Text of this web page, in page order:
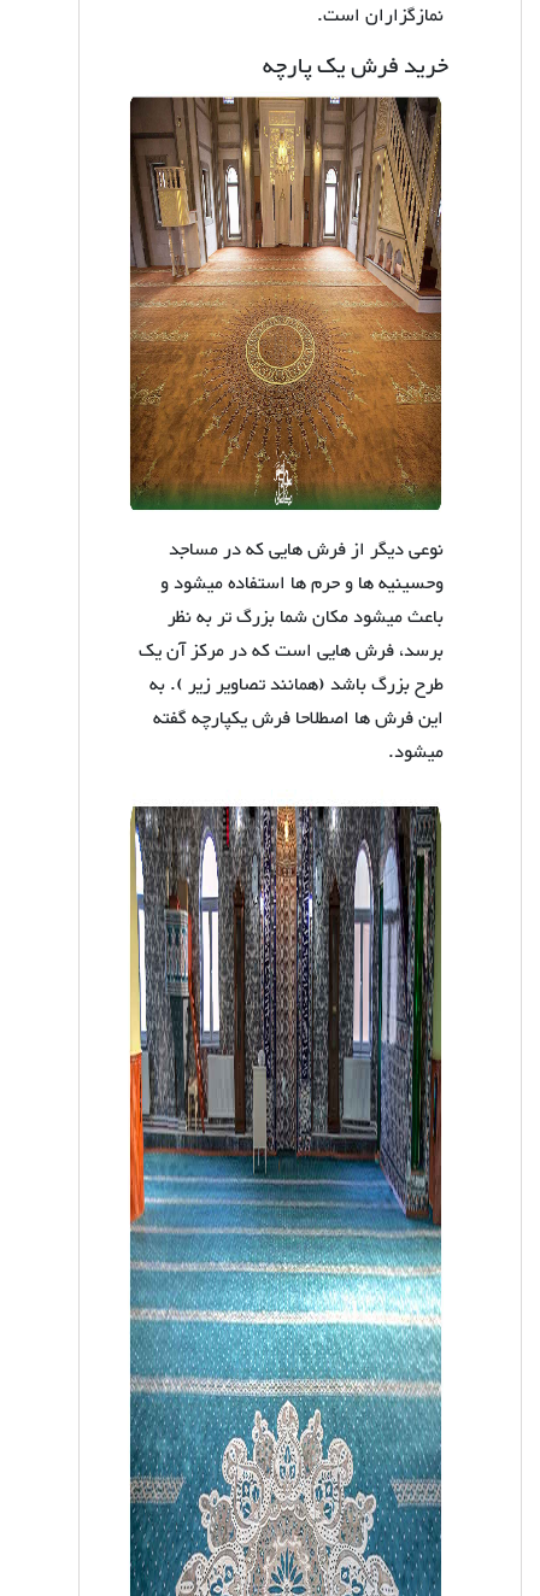
نمازگزاران است.
خرید فرش یک پارچه
نوعی دیگر از فرش هایی که در مساجد
وحسینیه ها و حرم ها استفاده میشود و
باعث میشود مکان شما بزرگ تر به نظر
برسد، فرش هایی است که در مرکز آن یک
طرح بزرگ باشد (همانند تصاویر زیر ). به
این فرش ها اصطلاحا فرش یکپارچه گفته
میشود.